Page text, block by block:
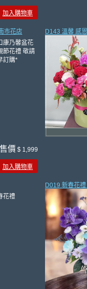
加入購物車
市花店
康乃馨盆花
節花禮 敬請
訂購*
價 $ 1,999
加入購物車
D143 溫馨 感
花禮
D019 新春花